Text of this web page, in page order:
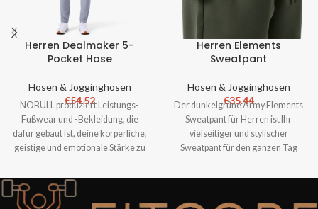
Herren Dealmaker 5-
Pocket Hose
Hosen & Jogginghosen
€54.52
NOBULL produziert Leistungs-
Fußwear und -Bekleidung, die
dafür gebaut ist, deine körperliche,
geistige und emotionale Stärke zu
Herren Elements
Sweatpant
Hosen & Jogginghosen
€35.44
Der dunkelgrüne Army Elements
Sweatpant für Herren ist Ihr
vielseitiger und stylischer
Sweatpant für den ganzen Tag